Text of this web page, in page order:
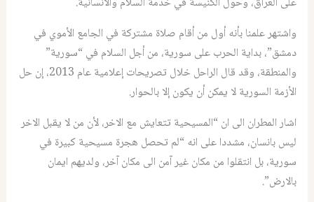
واشتهر علمنا بأنه أول من أقام صلاة مشتركة في الجامع الأموي في
دمشق”، بداية الحرب على سورية، من أجل السلام في “سورية”
والمنطقة، وقد قال الراحل خلال تصريحات إعلامية عام 2013، إن حل
الأزمة السورية لا يمكن أن يكون إلا بالحوار.
اشار المطران الى ان “المسيحية تتعايش مع الاخر، لأن من لا يقبل الاخر
ليس بانسان، مشددا على انه “لم تحصل هجرة مسيحية كبيرة في
سورية، بل انتقلوا من مكان غير آمن الى مكان آخر، ولديهم ايمان
بالارض”.